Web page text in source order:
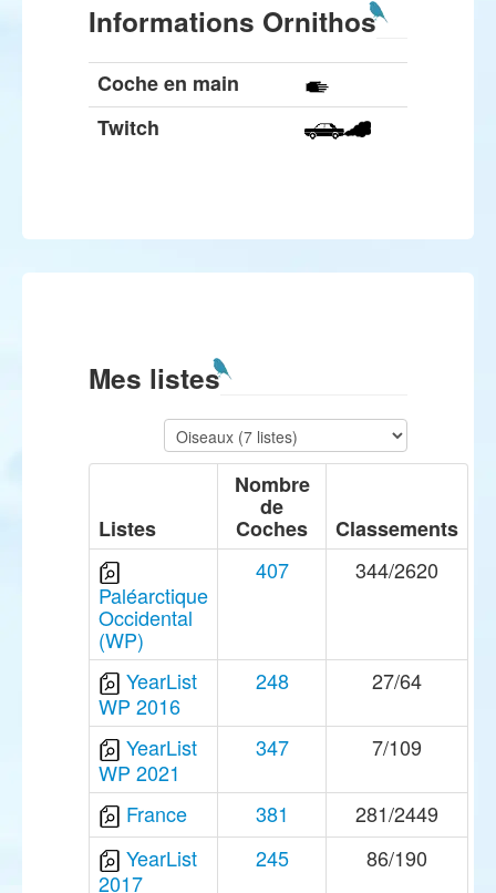
Informations Ornithos
Coche en main
Twitch
Mes listes
Listes
Nombre
de
Coches Classements
Paléarctique
Occidental
(WP)
407 344/2620
YearList
WP 2016
248 27/64
YearList
WP 2021
347 7/109
France 381
281/2449
YearList
2017
245 86/190